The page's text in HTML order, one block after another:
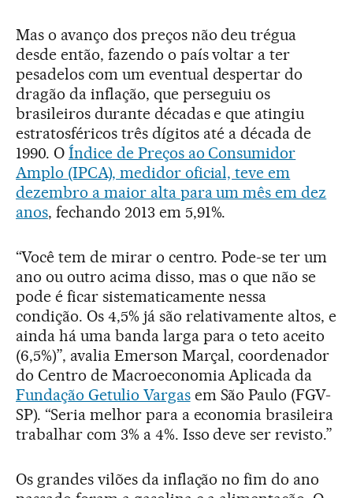
Mas o avanço dos preços não deu trégua
desde então, fazendo o país voltar a ter
pesadelos com um eventual despertar do
dragão da inflação, que perseguiu os
brasileiros durante décadas e que atingiu
estratosféricos três dígitos até a década de
1990. O Índice de Preços ao Consumidor
Amplo (IPCA), medidor oficial, teve em
dezembro a maior alta para um mês em dez
anos, fechando 2013 em 5,91%.
“Você tem de mirar o centro. Pode-se ter um
ano ou outro acima disso, mas o que não se
pode é ficar sistematicamente nessa
condição. Os 4,5% já são relativamente altos, e
ainda há uma banda larga para o teto aceito
(6,5%)”, avalia Emerson Marçal, coordenador
do Centro de Macroeconomia Aplicada da
Fundação Getulio Vargasem São Paulo (FGV-
SP). “Seria melhor para a economia brasileira
trabalhar com 3% a 4%. Isso deve ser revisto.”
Os grandes vilões da inflação no fim do ano